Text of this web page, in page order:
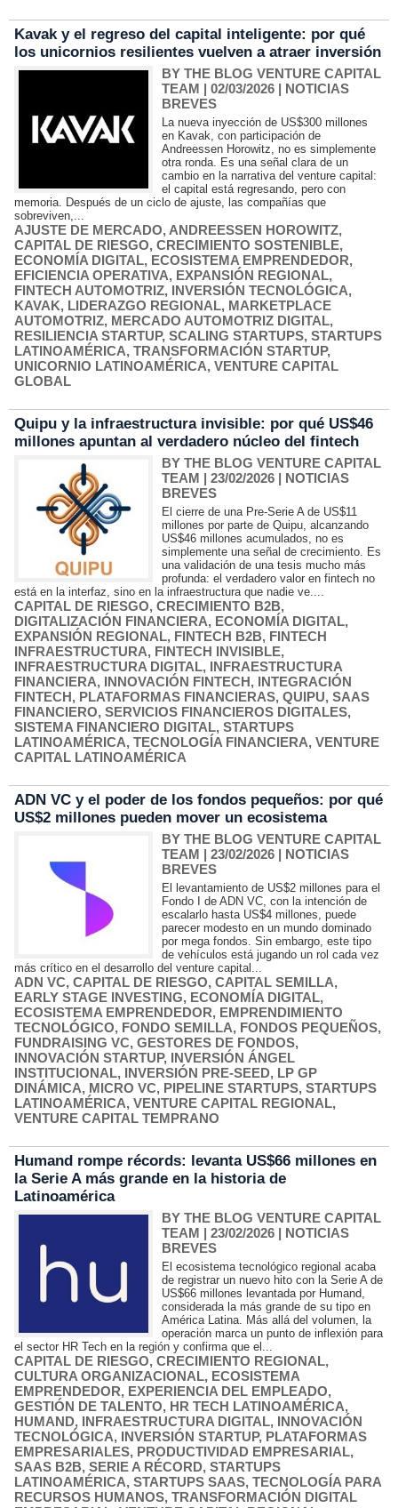
Kavak y el regreso del capital inteligente: por qué
los unicornios resilientes vuelven a atraer inversión
BY THE BLOG VENTURE CAPITAL
TEAM | 02/03/2026 | NOTICIAS
BREVES
La nueva inyección de US$300 millones
en Kavak, con participación de
Andreessen Horowitz, no es simplemente
otra ronda. Es una señal clara de un
cambio en la narrativa del venture capital:
el capital está regresando, pero con
memoria. Después de un ciclo de ajuste, las compañías que
sobreviven,...
AJUSTE DE MERCADO, ANDREESSEN HOROWITZ,
CAPITAL DE RIESGO, CRECIMIENTO SOSTENIBLE,
ECONOMÍA DIGITAL, ECOSISTEMA EMPRENDEDOR,
EFICIENCIA OPERATIVA, EXPANSIÓN REGIONAL,
FINTECH AUTOMOTRIZ, INVERSIÓN TECNOLÓGICA,
KAVAK, LIDERAZGO REGIONAL, MARKETPLACE
AUTOMOTRIZ, MERCADO AUTOMOTRIZ DIGITAL,
RESILIENCIA STARTUP, SCALING STARTUPS, STARTUPS
LATINOAMÉRICA, TRANSFORMACIÓN STARTUP,
UNICORNIO LATINOAMÉRICA, VENTURE CAPITAL
GLOBAL
Quipu y la infraestructura invisible: por qué US$46
millones apuntan al verdadero núcleo del fintech
BY THE BLOG VENTURE CAPITAL
TEAM | 23/02/2026 | NOTICIAS
BREVES
El cierre de una Pre-Serie A de US$11
millones por parte de Quipu, alcanzando
US$46 millones acumulados, no es
simplemente una señal de crecimiento. Es
una validación de una tesis mucho más
profunda: el verdadero valor en fintech no
está en la interfaz, sino en la infraestructura que nadie ve....
CAPITAL DE RIESGO, CRECIMIENTO B2B,
DIGITALIZACIÓN FINANCIERA, ECONOMÍA DIGITAL,
EXPANSIÓN REGIONAL, FINTECH B2B, FINTECH
INFRAESTRUCTURA, FINTECH INVISIBLE,
INFRAESTRUCTURA DIGITAL, INFRAESTRUCTURA
FINANCIERA, INNOVACIÓN FINTECH, INTEGRACIÓN
FINTECH, PLATAFORMAS FINANCIERAS, QUIPU, SAAS
FINANCIERO, SERVICIOS FINANCIEROS DIGITALES,
SISTEMA FINANCIERO DIGITAL, STARTUPS
LATINOAMÉRICA, TECNOLOGÍA FINANCIERA, VENTURE
CAPITAL LATINOAMÉRICA
ADN VC y el poder de los fondos pequeños: por qué
US$2 millones pueden mover un ecosistema
BY THE BLOG VENTURE CAPITAL
TEAM | 23/02/2026 | NOTICIAS
BREVES
El levantamiento de US$2 millones para el
Fondo I de ADN VC, con la intención de
escalarlo hasta US$4 millones, puede
parecer modesto en un mundo dominado
por mega fondos. Sin embargo, este tipo
de vehículos está jugando un rol cada vez
más crítico en el desarrollo del venture capital...
ADN VC, CAPITAL DE RIESGO, CAPITAL SEMILLA,
EARLY STAGE INVESTING, ECONOMÍA DIGITAL,
ECOSISTEMA EMPRENDEDOR, EMPRENDIMIENTO
TECNOLÓGICO, FONDO SEMILLA, FONDOS PEQUEÑOS,
FUNDRAISING VC, GESTORES DE FONDOS,
INNOVACIÓN STARTUP, INVERSIÓN ÁNGEL
INSTITUCIONAL, INVERSIÓN PRE-SEED, LP GP
DINÁMICA, MICRO VC, PIPELINE STARTUPS, STARTUPS
LATINOAMÉRICA, VENTURE CAPITAL REGIONAL,
VENTURE CAPITAL TEMPRANO
Humand rompe récords: levanta US$66 millones en
la Serie A más grande en la historia de
Latinoamérica
BY THE BLOG VENTURE CAPITAL
TEAM | 23/02/2026 | NOTICIAS
BREVES
El ecosistema tecnológico regional acaba
de registrar un nuevo hito con la Serie A de
US$66 millones levantada por Humand,
considerada la más grande de su tipo en
América Latina. Más allá del volumen, la
operación marca un punto de inflexión para
el sector HR Tech en la región y confirma que el...
CAPITAL DE RIESGO, CRECIMIENTO REGIONAL,
CULTURA ORGANIZACIONAL, ECOSISTEMA
EMPRENDEDOR, EXPERIENCIA DEL EMPLEADO,
GESTIÓN DE TALENTO, HR TECH LATINOAMÉRICA,
HUMAND, INFRAESTRUCTURA DIGITAL, INNOVACIÓN
TECNOLÓGICA, INVERSIÓN STARTUP, PLATAFORMAS
EMPRESARIALES, PRODUCTIVIDAD EMPRESARIAL,
SAAS B2B, SERIE A RÉCORD, STARTUPS
LATINOAMÉRICA, STARTUPS SAAS, TECNOLOGÍA PARA
RECURSOS HUMANOS, TRANSFORMACIÓN DIGITAL